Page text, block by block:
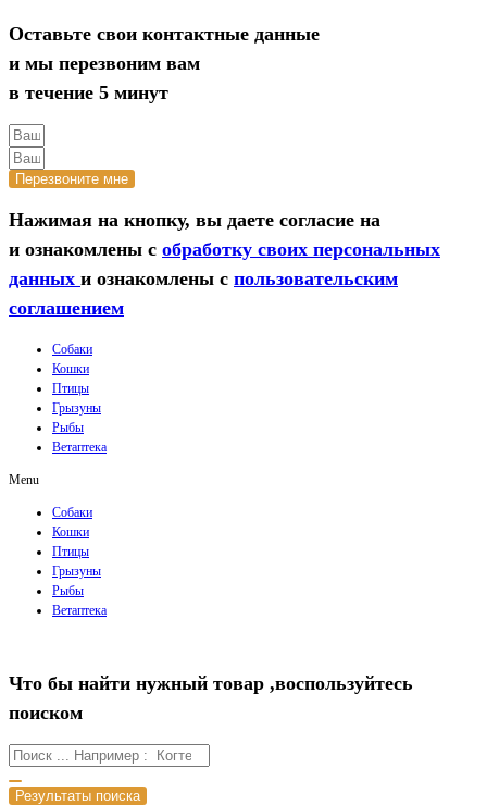
Оставьте свои контактные данные
и мы перезвоним вам
в течение 5 минут
Перезвоните мне
Нажимая на кнопку, вы даете согласие на
и ознакомлены с обработку своих персональных
данных и ознакомлены с пользовательским
соглашением
Собаки
Кошки
Птицы
Грызуны
Рыбы
Ветаптека
Menu
Собаки
Кошки
Птицы
Грызуны
Рыбы
Ветаптека
Что бы найти нужный товар ,воспользуйтесь
поиском
Результаты поиска